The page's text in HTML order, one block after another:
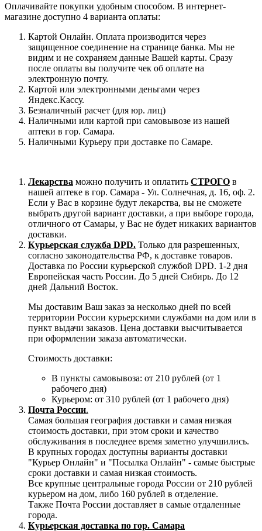
Оплачивайте покупки удобным способом. В интернет-
магазине доступно 4 варианта оплаты:
Картой Онлайн. Оплата производится через
защищенное соединение на странице банка. Мы не
видим и не сохраняем данные Вашей карты. Сразу
после оплаты вы получите чек об оплате на
электронную почту.
Картой или электронными деньгами через
Яндекс.Кассу.
Безналичный расчет (для юр. лиц)
Наличными или картой при самовывозе из нашей
аптеки в гор. Самара.
Наличными Курьеру при доставке по Самаре.
Лекарства можно получить и оплатить СТРОГО в
нашей аптеке в гор. Самара - Ул. Солнечная, д. 16, оф. 2.
Если у Вас в корзине будут лекарства, вы не сможете
выбрать другой вариант доставки, а при выборе города,
отличного от Самары, у Вас не будет никаких вариантов
доставки.
Курьерская служба DPD. Только для разрешенных,
согласно законодательства РФ, к доставке товаров.
Доставка по России курьерской службой DPD. 1-2 дня
Европейская часть России. До 5 дней Сибирь. До 12
дней Дальний Восток.
Мы доставим Ваш заказ за несколько дней по всей
территории России курьерскими службами на дом или в
пункт выдачи заказов. Цена доставки высчитывается
при оформлении заказа автоматически.
Стоимость доставки:
В пункты самовывоза: от 210 рублей (от 1
рабочего дня)
Курьером: от 310 рублей (от 1 рабочего дня)
Почта России.
Самая большая география доставки и самая низкая
стоимость доставки, при этом сроки и качество
обслуживания в последнее время заметно улучшились.
В крупных городах доступны варианты доставки
"Курьер Онлайн" и "Посылка Онлайн" - самые быстрые
сроки доставки и самая низкая стоимость.
Все крупные центральные города России от 210 рублей
курьером на дом, либо 160 рублей в отделение.
Также Почта России доставляет в самые отдаленные
города.
Курьерская доставка по гор. Самара